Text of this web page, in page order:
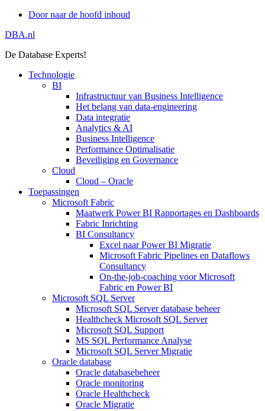
Door naar de hoofd inhoud
DBA.nl
De Database Experts!
Technologie
BI
Infrastructuur van Business Intelligence
Het belang van data-engineering
Data integratie
Analytics & AI
Business Intelligence
Performance Optimalisatie
Beveiliging en Governance
Cloud
Cloud – Oracle
Toepassingen
Microsoft Fabric
Maatwerk Power BI Rapportages en Dashboards
Fabric Inrichting
BI Consultancy
Excel naar Power BI Migratie
Microsoft Fabric Pipelines en Dataflows
Consultancy
On-the-job-coaching voor Microsoft
Fabric en Power BI
Microsoft SQL Server
Microsoft SQL Server database beheer
Healthcheck Microsoft SQL Server
Microsoft SQL Support
MS SQL Performance Analyse
Microsoft SQL Server Migratie
Oracle database
Oracle databasebeheer
Oracle monitoring
Oracle Healthcheck
Oracle Migratie